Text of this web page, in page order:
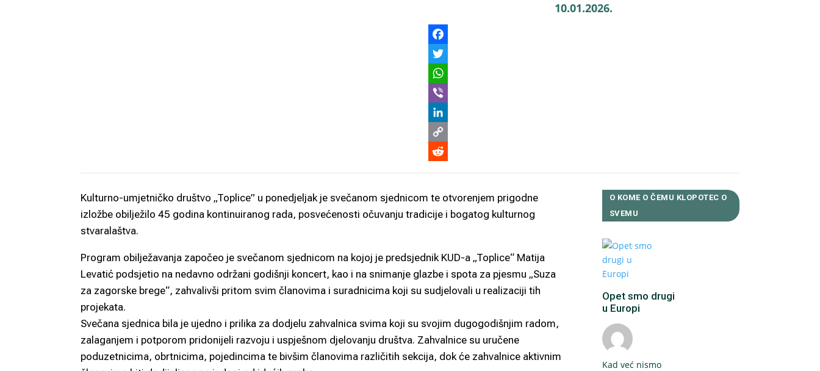
10.01.2026.
Link
Reddit
Kulturno-umjetničko društvo „Toplice” u ponedjeljak je svečanom sjednicom te otvorenjem prigodne
izložbe obilježilo 45 godina kontinuiranog rada, posvećenosti očuvanju tradicije i bogatog kulturnog
stvaralaštva.
Program obilježavanja započeo je svečanom sjednicom na kojoj je predsjednik KUD-a „Toplice“ Matija
Levatić podsjetio na nedavno održani godišnji koncert, kao i na snimanje glazbe i spota za pjesmu „Suza
za zagorske brege“, zahvalivši pritom svim članovima i suradnicima koji su sudjelovali u realizaciji tih
projekata.
Svečana sjednica bila je ujedno i prilika za dodjelu zahvalnica svima koji su svojim dugogodišnjim radom,
zalaganjem i potporom pridonijeli razvoju i uspješnom djelovanju društva. Zahvalnice su uručene
poduzetnicima, obrtnicima, pojedincima te bivšim članovima različitih sekcija, dok će zahvalnice aktivnim
O KOME O ČEMU KLOPOTEC O
SVEMU
Opet smo drugi
u Europi
Kad već nismo